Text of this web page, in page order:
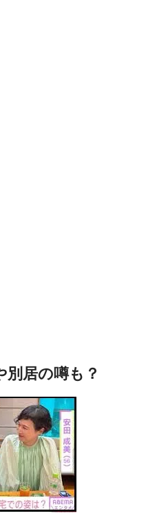
別居の噂も？